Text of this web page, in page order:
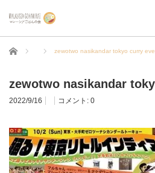
ホーム zewotwo nasikandar tokyo curry
zewotwo nasikandar
2022/9/16 コメント: 0